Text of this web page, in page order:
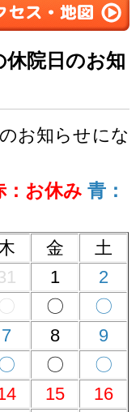
休院日のお知
お知らせにな
：お休み 青：
金
土
1
2
〇 〇
〇
7 8
9
〇
〇
15
16